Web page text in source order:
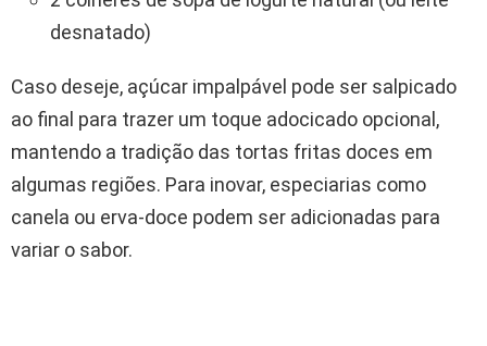
desnatado)
Caso deseje, açúcar impalpável pode ser salpicado
ao final para trazer um toque adocicado opcional,
mantendo a tradição das tortas fritas doces em
algumas regiões. Para inovar, especiarias como
canela ou erva-doce podem ser adicionadas para
variar o sabor.